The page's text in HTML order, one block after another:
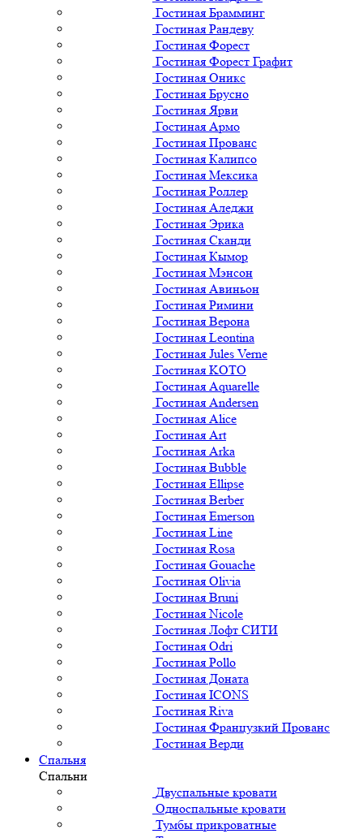
Гостиная Брамминг
Гостиная Рандеву
Гостиная Форест
Гостиная Форест Графит
Гостиная Оникс
Гостиная Брусно
Гостиная Ярви
Гостиная Армо
Гостиная Прованс
Гостиная Калипсо
Гостиная Мексика
Гостиная Роллер
Гостиная Аледжи
Гостиная Эрика
Гостиная Сканди
Гостиная Кымор
Гостиная Мэнсон
Гостиная Авиньон
Гостиная Римини
Гостиная Верона
Гостиная Leontina
Гостиная Jules Verne
Гостиная KOTO
Гостиная Aquarelle
Гостиная Andersen
Гостиная Alice
Гостиная Art
Гостиная Arka
Гостиная Bubble
Гостиная Ellipse
Гостиная Berber
Гостиная Emerson
Гостиная Line
Гостиная Rosa
Гостиная Gouache
Гостиная Olivia
Гостиная Bruni
Гостиная Nicole
Гостиная Лофт СИТИ
Гостиная Odri
Гостиная Pollo
Гостиная Доната
Гостиная ICONS
Гостиная Riva
Гостиная Французкий Прованс
Гостиная Верди
Спальня
Спальни
Двуспальные кровати
Односпальные кровати
Тумбы прикроватные